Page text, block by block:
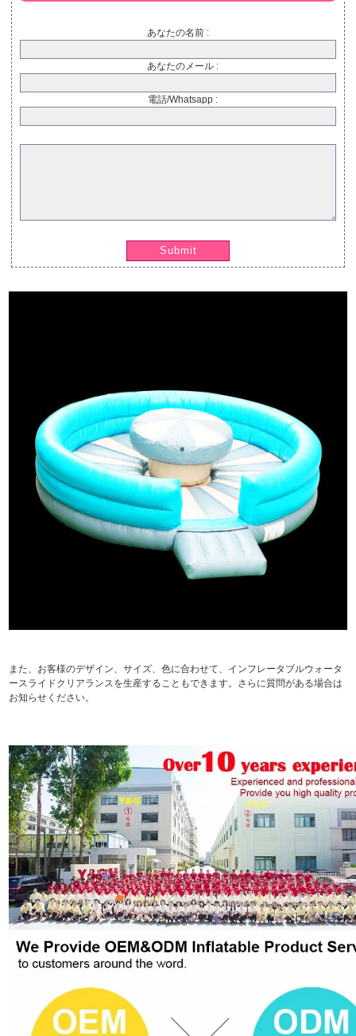
あなたの名前 :
あなたのメール :
電話/Whatsapp :
Submit
また、お客様のデザイン、サイズ、色に合わせて、インフレータブルウォータ
ースライドクリアランスを生産することもできます。さらに質問がある場合は
お知らせください。